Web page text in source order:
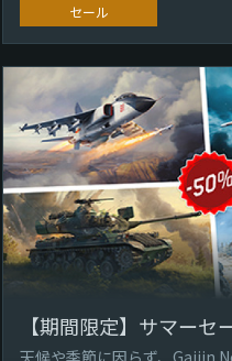
セール
【期間限定】サマーセ